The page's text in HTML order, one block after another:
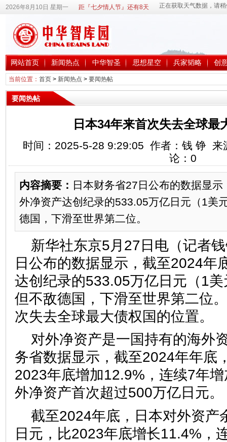
2026年8月10日 星期一 距『七夕情人节』还有8天
网站首页 新闻热点 中华智圣 思想星空 兵家韬略 创
当前位置： 首页> 新闻热点 > 要闻热帖
要闻热帖
日本34年来首次失去全球最
时间：2025-5-28 9:29:05 作者：钱 铮 来
论： 0
内容摘要： 日本财务省27日公布的数据显
外净资产达创纪录的533.05万亿日元（1美
德国，下滑至世界第二位。
新华社东京5月27日电（记者
日公布的数据显示，截至2024年
达创纪录的533.05万亿日元（1
但不敌德国，下滑至世界第二位
次失去全球最大债权国的位置。
对外净资产是一国持有的海外
务省数据显示，截至2024年年底
2023年底增加12.9%，连续7年
外净资产首次超过500万亿日元。
截至2024年底，日本对外资产
日元，比2023年底增长11.4%，